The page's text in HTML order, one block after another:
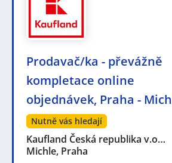
Prodavač/ka - převážně
kompletace online
objednávek, Praha -
Nutně vás hledají
Kaufland Česká republika v.o…
Michle, Praha